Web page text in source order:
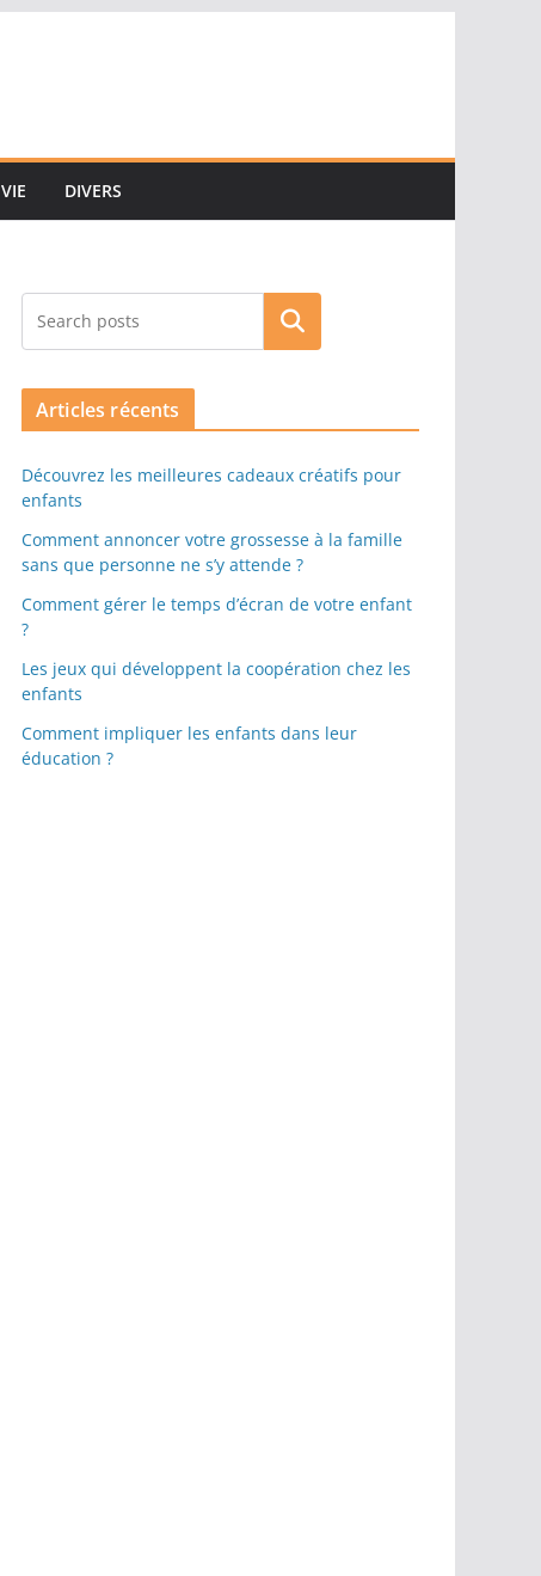
VIE DIVERS
Rechercher
Articles récents
Découvrez les meilleures cadeaux créatifs pour
enfants
Comment annoncer votre grossesse à la famille
sans que personne ne s’y attende ?
Comment gérer le temps d’écran de votre enfant
?
Les jeux qui développent la coopération chez les
enfants
Comment impliquer les enfants dans leur
éducation ?